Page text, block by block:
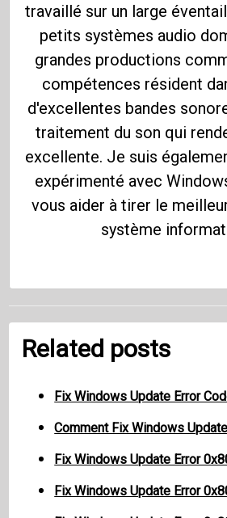
travaillé sur un large
petits systèmes audio
grandes productions
compétences résident
d'excellentes bandes
traitement du son qui
excellente. Je suis
expérimenté avec
vous aider à tirer le
système
Related posts
Fix Windows Update Error
Comment Fix Windows
Fix Windows Update Error
Fix Windows Update Error